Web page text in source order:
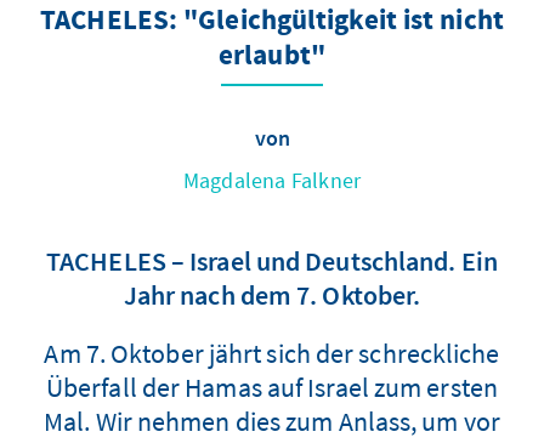
TACHELES: "Gleichgültigkeit ist nicht
erlaubt"
von
Magdalena Falkner
TACHELES – Israel und Deutschland. Ein
Jahr nach dem 7. Oktober.
Am 7. Oktober jährt sich der schreckliche
Überfall der Hamas auf Israel zum ersten
Mal. Wir nehmen dies zum Anlass, um vor